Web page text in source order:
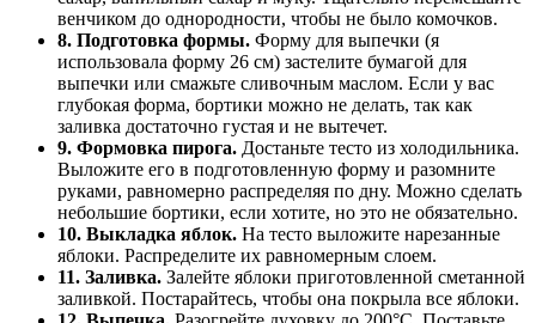
венчиком до однородности, чтобы не было комочков.
8. Подготовка формы. Форму для выпечки (я
использовала форму 26 см) застелите бумагой для
выпечки или смажьте сливочным маслом. Если у вас
глубокая форма, бортики можно не делать, так как
заливка достаточно густая и не вытечет.
9. Формовка пирога. Достаньте тесто из холодильника.
Выложите его в подготовленную форму и разомните
руками, равномерно распределяя по дну. Можно сделать
небольшие бортики, если хотите, но это не обязательно.
10. Выкладка яблок. На тесто выложите нарезанные
яблоки. Распределите их равномерным слоем.
11. Заливка. Залейте яблоки приготовленной сметанной
заливкой. Постарайтесь, чтобы она покрыла все яблоки.